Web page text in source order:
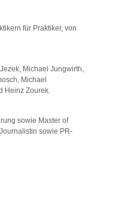
für Praktiker, von
Michael Jungwirth,
Michael
Heinz Zourek.
sowie Master of
sowie PR-